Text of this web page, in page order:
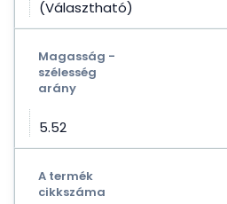
(Választható)
Magasság -
szélesség
arány
5.52
A termék
cikkszáma